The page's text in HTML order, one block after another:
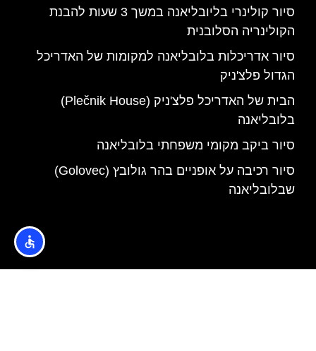
סיור קולינרי בליובליאנה במשך 3 שעות להבנת
הקולינריה הסלובנית
סיור אדריכלות בלובליאנה למקומות של האדריכל
הגדול פלצ'ניק
הבית של האדריכל פלצ'ניק (Plečnik House)
בלובליאנה
סיור ביקב מקומי משפחתי בלובליאנה
סיור רכיבה על אופניים בהר גולובץ (Golovec)
שבלובליאנה